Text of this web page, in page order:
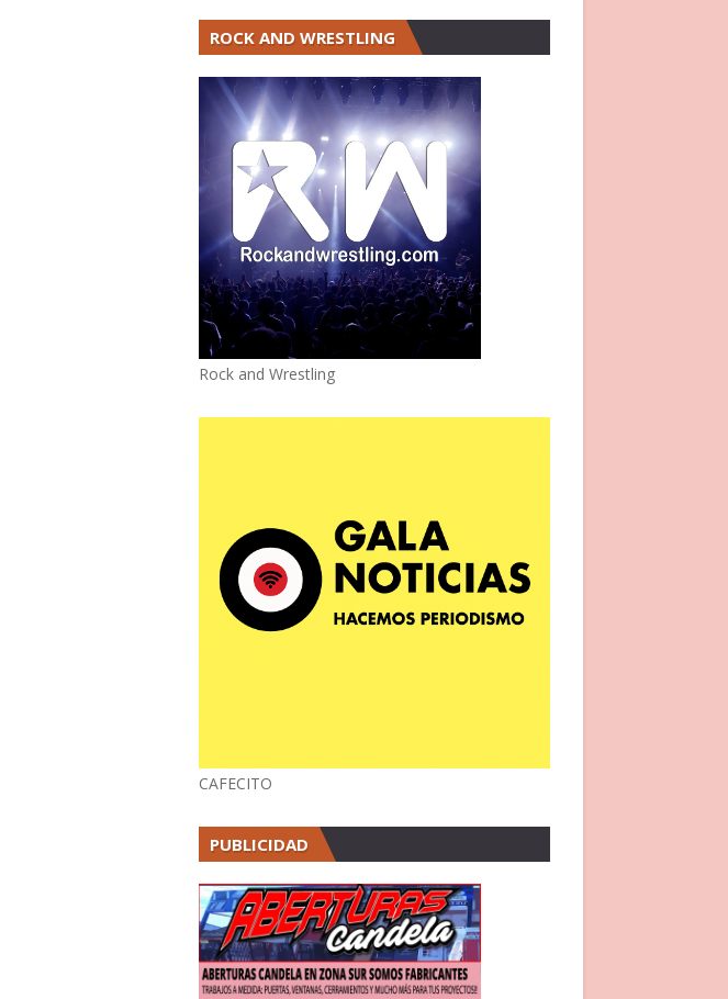
ROCK AND WRESTLING
Rock and Wrestling
CAFECITO
PUBLICIDAD